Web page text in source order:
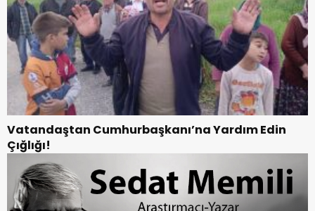
Vatandaştan Cumhurbaşkanı’na Yardım Edin
Çığlığı!